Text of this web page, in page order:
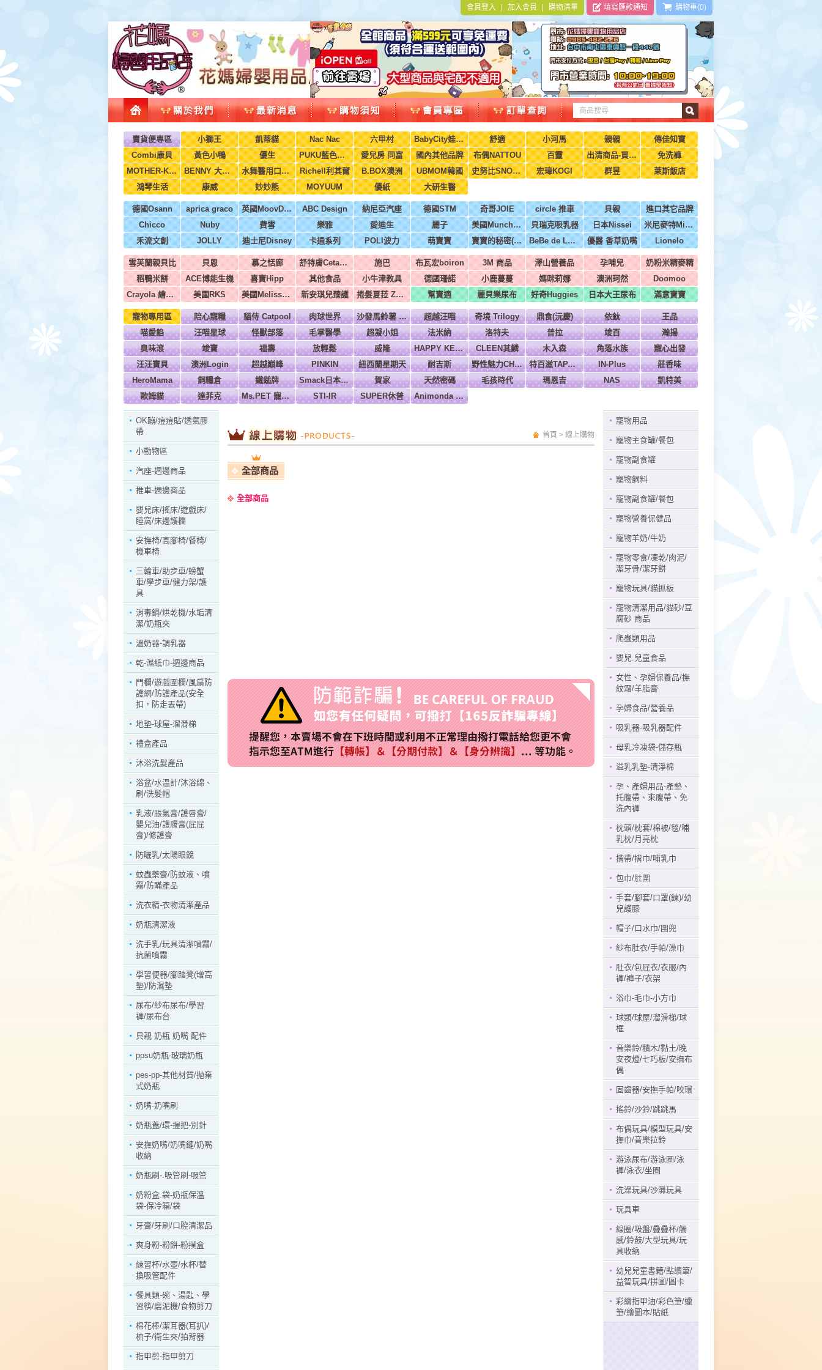
購物車(0)
填寫匯款通知
會員登入 加入會員 購物清單
賣貨便專區 小獅王 凱蒂貓 Nac Nac 六甲村 BabyCity娃娃城 舒適 小河馬 親親
傳佳知寶
Combi康貝
黃色小鴨 優生 PUKU藍色企鵝 愛兒房 同富 國內其他品牌 布偶NATTOU 百靈 出清商品-買到賺到
免洗褲
MOTHER-K韓國
BENNY 大翔服裝 水舞醫用口罩(兒童，成人) Richell利其爾 B.BOX澳洲 UBMOM韓國 史努比SNOOPY 宏瑋KOGI 群昱
萊斯飯店
鴻琴生活
康威 妙妙熊 MOYUUM 優紙 大研生醫
德國Osann aprica graco 英國MoovDesign ABC Design 納尼亞汽座 德國STM 奇哥JOIE circle 推車 貝親
進口其它品牌
Chicco
Nuby 費雪 樂雅 愛迪生 麗子 美國Munchkin 貝瑞克吸乳器 日本Nissei
米尼麥特Minimight
禾流文創
JOLLY 迪士尼Disney 卡通系列 POLI波力 萌寶寶 寶寶的秘密(牧菓) BeBe de Luxe法國 優醫 香草奶嘴 Lionelo
雪芙蘭親貝比 貝恩 慕之恬廊 舒特膚Cetaphil 施巴 布瓦宏boiron 3M 商品 澤山營養品 孕哺兒
奶粉米精麥精
稻鴨米餅
ACE博能生機 喜寶Hipp 其他食品 小牛津教具 德國珊諾 小鹿蔓蔓 媽咪莉娜 澳洲珂然
Doomoo
Crayola 繪兒樂
美國RKS 美國Melissa & Doug 新安琪兒臻護 捲髮夏菈 ZeroTre 義大利 幫寶適 麗貝樂尿布 好奇Huggies 日本大王尿布 滿意寶寶
寵物專用區 陪心寵糧 貓侍 Catpool 肉球世界 沙發馬鈴薯 Power 超越汪喵 奇境 Trilogy 鼎食(沅慶) 依鈦
王品
喵愛餡
汪喵星球 怪獸部落 毛掌醫學 超凝小姐 法米納 洛特夫 普拉 竣百
瀚揚
臭味滾
竣寶 福壽 放輕鬆 威隆 HAPPY KEN 快樂啃 CLEEN其鱗 木入森 角落水族
寵心出發
汪汪寶貝
澳洲Login 超越巔峰 PINKIN 紐西蘭星期天 耐吉斯 野性魅力CHARM 特百滋TAPAZO IN-Plus
莊香味
HeroMama
飼糧倉 鐵鎚牌 Smack日本正宗 賀家 天然密碼 毛孩時代 瑪恩吉 NAS
凱特美
歐姆貓
達菲克 Ms.PET 寵物小姐 STI-IR SUPER休普 Animonda 愛諾德
OK蹦/痘痘貼/透氣膠
帶
小動物區
汽座-週邊商品
推車-週邊商品
嬰兒床/搖床/遊戲床/
睡窩/床邊護欄
安撫椅/高腳椅/餐椅/
機車椅
三輪車/助步車/螃蟹
車/學步車/健力架/護
具
消毒鍋/烘乾機/水垢清
潔/奶瓶夾
溫奶器-調乳器
乾-濕紙巾-週邊商品
門欄/遊戲圍欄/風扇防
護網/防護產品(安全
扣，防走丟帶)
地墊-球屋-溜滑梯
禮盒產品
沐浴洗髮產品
浴盆/水溫計/沐浴綿、
刷/洗髮帽
乳液/脹氣膏/護唇膏/
嬰兒油/護膚膏(屁屁
膏)/修護膏
防曬乳/太陽眼鏡
蚊蟲藥膏/防蚊液、噴
霧/防瞞產品
洗衣精-衣物清潔產品
奶瓶清潔液
洗手乳/玩具清潔噴霧/
抗菌噴霧
學習便器/腳踏凳(增高
墊)/防濕墊
尿布/紗布尿布/學習
褲/尿布台
貝親 奶瓶 奶嘴 配件
ppsu奶瓶-玻璃奶瓶
pes-pp-其他材質/拋棄
式奶瓶
奶嘴-奶嘴刷
奶瓶蓋/環-握把-別針
安撫奶嘴/奶嘴鏈/奶嘴
收納
奶瓶刷-.吸管刷-吸管
奶粉盒.袋-奶瓶保溫
袋-保冷箱/袋
牙膏/牙刷/口腔清潔品
爽身粉-粉餅-粉撲盒
練習杯/水壺/水杯/替
換吸管配件
餐具類-碗、湯匙、學
習筷/磨泥機/食物剪刀
棉花棒/潔耳器(耳扒)/
梳子/衛生夾/拍背器
指甲剪-指甲剪刀
首頁 > 線上購物
全部商品
全部商品
寵物用品
寵物主食罐/餐包
寵物副食罐
寵物飼料
寵物副食罐/餐包
寵物營養保健品
寵物羊奶/牛奶
寵物零食/凍乾/肉泥/
潔牙骨/潔牙餅
寵物玩具/貓抓板
寵物清潔用品/貓砂/豆
腐砂 商品
爬蟲類用品
嬰兒.兒童食品
女性、孕婦保養品/撫
紋霜/羊脂膏
孕婦食品/營養品
吸乳器-吸乳器配件
母乳冷凍袋-儲存瓶
溢乳乳墊-清淨棉
孕、產婦用品-產墊、
托腹帶、束腹帶、免
洗內褲
枕頭/枕套/棉被/毯/哺
乳枕/月亮枕
揹帶/揹巾/哺乳巾
包巾/肚圍
手套/腳套/口罩(鍊)/幼
兒護膝
帽子/口水巾/圍兜
紗布肚衣/手帕/澡巾
肚衣/包屁衣/衣服/內
褲/褲子/衣架
浴巾-毛巾-小方巾
球類/球屋/溜滑梯/球
框
音樂鈴/積木/黏土/晚
安夜燈/七巧板/安撫布
偶
固齒器/安撫手帕/咬環
搖鈴/沙鈴/跳跳馬
布偶玩具/模型玩具/安
撫巾/音樂拉鈴
游泳尿布/游泳圈/泳
褲/泳衣/坐圈
洗澡玩具/沙灘玩具
玩具車
線圈/吸盤/疊疊杯/觸
感/鈴鼓/大型玩具/玩
具收納
幼兒兒童書籍/點讀筆/
益智玩具/拼圖/圖卡
彩繪指甲油/彩色筆/蠟
筆/繪圖本/貼紙